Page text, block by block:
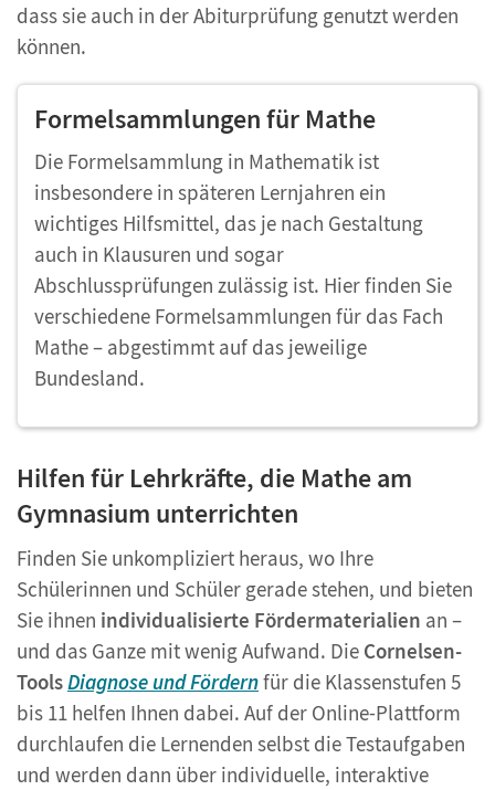
dass sie auch in der Abiturprüfung genutzt werden
können.
Formelsammlungen für Mathe
Die Formelsammlung in Mathematik ist
insbesondere in späteren Lernjahren ein
wichtiges Hilfsmittel, das je nach Gestaltung
auch in Klausuren und sogar
Abschlussprüfungen zulässig ist. Hier finden Sie
verschiedene Formelsammlungen für das Fach
Mathe – abgestimmt auf das jeweilige
Bundesland.
Hilfen für Lehrkräfte, die Mathe am
Gymnasium unterrichten
Finden Sie unkompliziert heraus, wo Ihre
Schülerinnen und Schüler gerade stehen, und bieten
Sie ihnen individualisierte Fördermaterialien an –
und das Ganze mit wenig Aufwand. Die Cornelsen-
ToolsDiagnose und Fördernfür die Klassenstufen 5
bis 11 helfen Ihnen dabei. Auf der Online-Plattform
durchlaufen die Lernenden selbst die Testaufgaben
und werden dann über individuelle, interaktive